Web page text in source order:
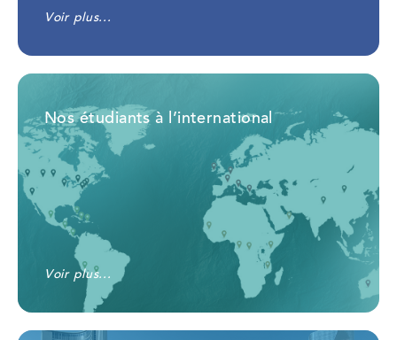
Voir plus...
Nos étudiants à l’international
Voir plus...